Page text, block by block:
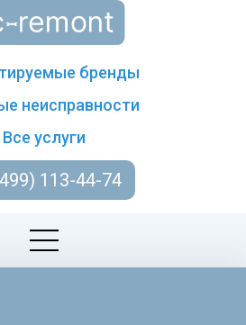
бренды
неисправности
Все услуги
113-44-74